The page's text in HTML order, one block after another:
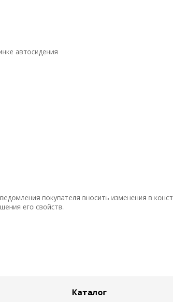
автосидения
покупателя вносить изменения в
его свойств.
Каталог